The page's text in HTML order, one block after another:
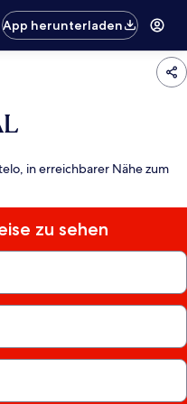
App herunterladen
in erreichbarer Nähe zum
zu sehen